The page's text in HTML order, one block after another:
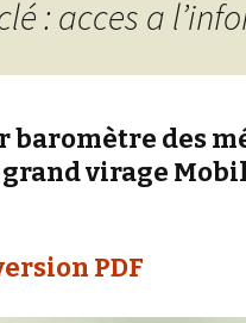
: acces a
baromètre des
grand virage
PDF